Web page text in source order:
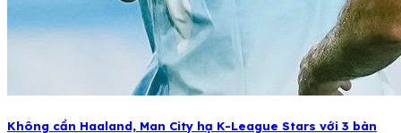
Không cần Haaland, Man City hạ K-League Stars với 3 bàn